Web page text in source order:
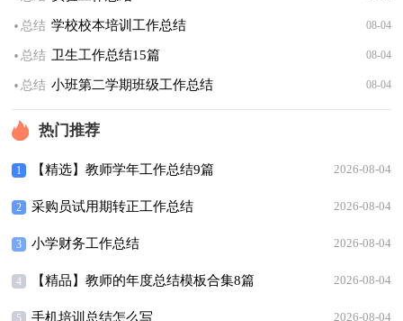
·总结 学校校本培训工作总结 08-04
·总结 卫生工作总结15篇 08-04
·总结 小班第二学期班级工作总结 08-04
热门推荐
1 2026-08-04
【精选】教师学年工作总结9篇
2 2026-08-04
采购员试用期转正工作总结
3 2026-08-04
小学财务工作总结
4 2026-08-04
【精品】教师的年度总结模板合集8篇
2026-08-04
手机培训总结怎么写